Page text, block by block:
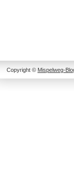
Copyright © Mispelweg-